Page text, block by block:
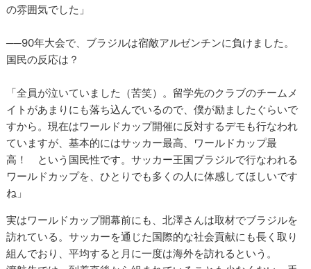
の雰囲気でした」
──90年大会で、ブラジルは宿敵アルゼンチンに負けました。
国民の反応は？
「全員が泣いていました（苦笑）。留学先のクラブのチームメ
イトがあまりにも落ち込んでいるので、僕が励ましたぐらいで
すから。現在はワールドカップ開催に反対するデモも行なわれ
ていますが、基本的にはサッカー最高、ワールドカップ最
高！ という国民性です。サッカー王国ブラジルで行なわれる
ワールドカップを、ひとりでも多くの人に体感してほしいです
ね」
実はワールドカップ開幕前にも、北澤さんは取材でブラジルを
訪れている。サッカーを通じた国際的な社会貢献にも長く取り
組んでおり、平均すると月に一度は海外を訪れるという。